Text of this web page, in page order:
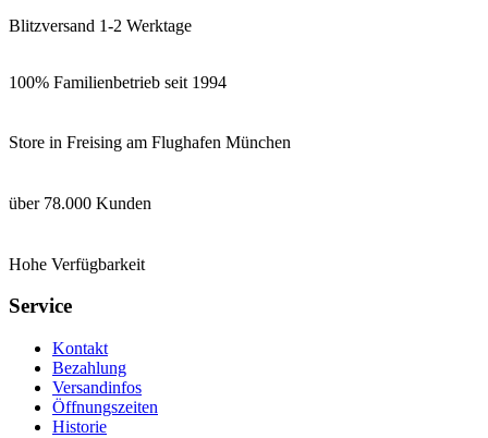
Blitzversand 1-2 Werktage
100% Familienbetrieb seit 1994
Store in Freising am Flughafen München
über 78.000 Kunden
Hohe Verfügbarkeit
Service
Kontakt
Bezahlung
Versandinfos
Öffnungszeiten
Historie